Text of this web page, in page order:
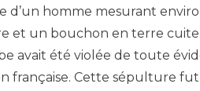
homme mesurant
et un bouchon en terre
avait été violée de toute
française. Cette sépulture fut